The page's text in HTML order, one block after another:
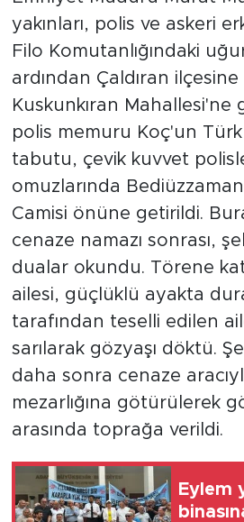
yakınları, polis ve askeri
Filo Komutanlığındaki
ardından Çaldıran ilçesine
Kuskunkıran Mahallesi'ne
polis memuru Koç'un Türk
tabutu, çevik kuvvet
omuzlarında
Camisi önüne getirildi.
cenaze namazı sonrası,
dualar okundu. Törene
ailesi, güçlüklü ayakta
tarafından teselli edilen
sarılarak gözyaşı döktü.
daha sonra cenaze
mezarlığına götürülerek
arasında toprağa verildi.
Eylem